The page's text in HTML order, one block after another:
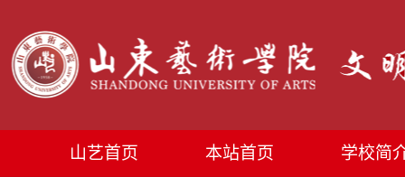
山艺首页 本站首页 学校简